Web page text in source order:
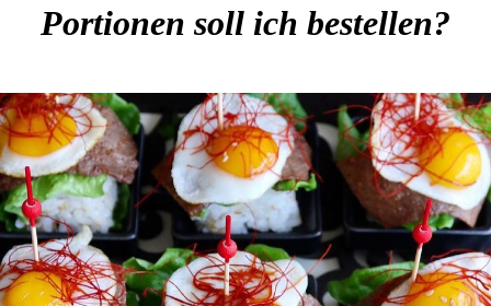
Portionen soll ich bestellen?